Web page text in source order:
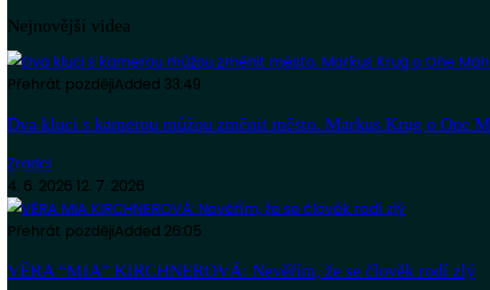
Nejnovější videa
Přehrát pozdějiAdded 33:49
Dva kluci s kamerou můžou změnit město. Markus Krug o One
Zradci
4. 6. 2026 12. 7. 2026
Přehrát pozdějiAdded 26:05
VĚRA “MIA” KIRCHNEROVÁ: Nevěřím, že se člověk rodí zlý